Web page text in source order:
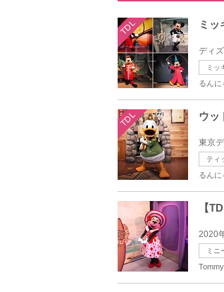
TDL ミッ
ディ
ミッ
るんに
TDL ウッ
東京
ティ
るんに
【
2020
ミニ
Tommy